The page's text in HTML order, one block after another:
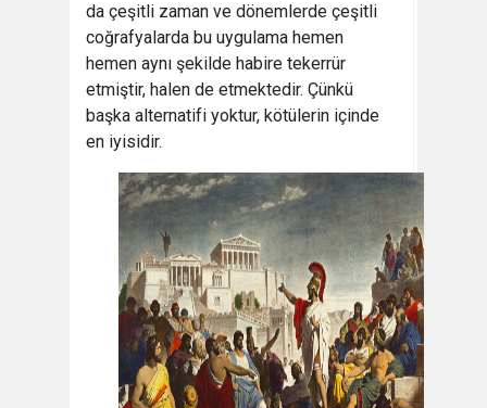
da çeşitli zaman ve dönemlerde çeşitli
coğrafyalarda bu uygulama hemen
hemen aynı şekilde habire tekerrür
etmiştir, halen de etmektedir. Çünkü
başka alternatifi yoktur, kötülerin içinde
en iyisidir.